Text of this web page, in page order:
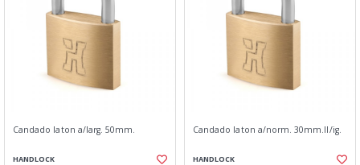
Candado laton a/larg. 50mm.
HANDLOCK
Candado laton a/norm. 30mm.ll/ig.
HANDLOCK